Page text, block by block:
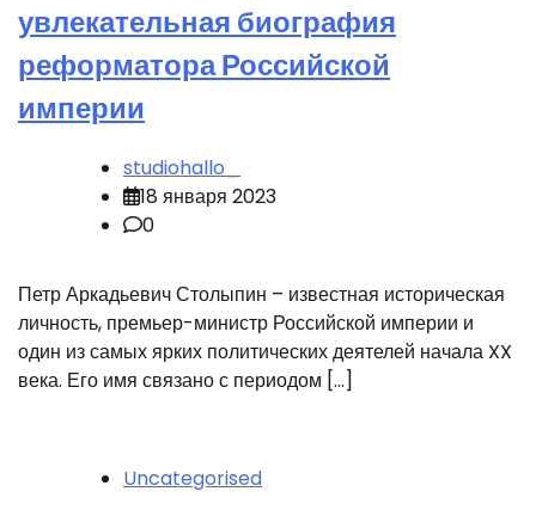
увлекательная биография
реформатора Российской
империи
studiohallo_
18 января 2023
0
Петр Аркадьевич Столыпин – известная историческая
личность, премьер-министр Российской империи и
один из самых ярких политических деятелей начала XX
века. Его имя связано с периодом […]
Uncategorised